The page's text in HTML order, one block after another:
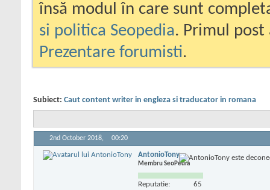
însă modul în care sunt
si politica Seopedia. Primul
Prezentare forumisti.
Subiect: Caut content writer in engleza si traducator in romana
2nd October 2018, 00:20
AntonioTony
Membru SeoPedia
Reputatie: 65